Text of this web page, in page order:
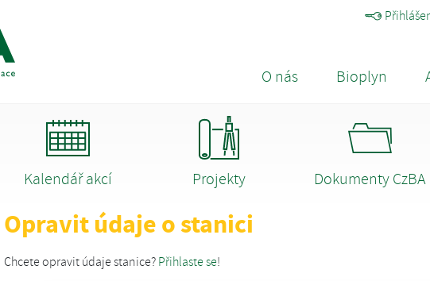
O nás Bioplyn
Kalendář akcí Projekty Dokumenty CzBA
Opravit údaje o stanici
Chcete opravit údaje stanice? Přihlaste se!